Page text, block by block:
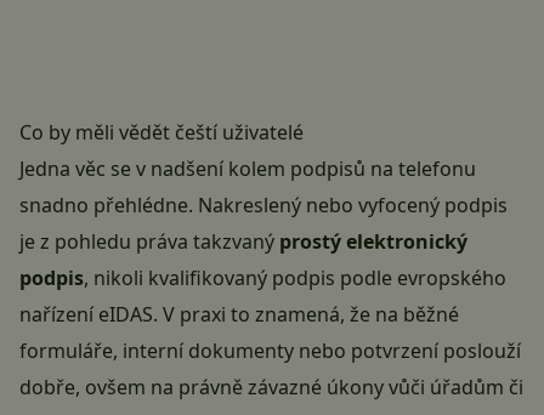
Co by měli vědět čeští uživatelé
Jedna věc se v nadšení kolem podpisů na telefonu
snadno přehlédne. Nakreslený nebo vyfocený podpis
je z pohledu práva takzvaný prostý elektronický
podpis, nikoli kvalifikovaný podpis podle evropského
nařízení eIDAS. V praxi to znamená, že na běžné
formuláře, interní dokumenty nebo potvrzení poslouží
dobře, ovšem na právně závazné úkony vůči úřadům či